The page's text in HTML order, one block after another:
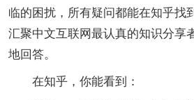
临的困扰，所有疑问都能在知乎找
汇聚中文互联网最认真的知识分享
地回答。
在知乎，你能看到：